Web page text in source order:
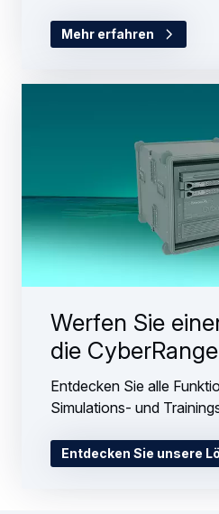
Mehr erfahren
Werfen Sie
die CyberRange
Entdecken Sie alle
Simulations- und
Entdecken Sie unsere